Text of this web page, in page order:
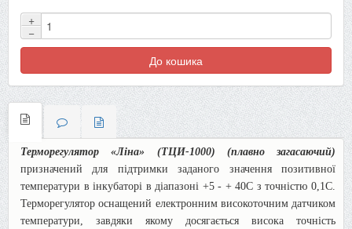
+
−
До кошика
Терморегулятор «Ліна» (ТЦИ-1000) (плавно загасаючий)
призначений для підтримки заданого значення позитивної
температури в інкубаторі в діапазоні +5 - + 40С з точністю 0,1С.
Терморегулятор оснащений електронним високоточним датчиком
температури, завдяки якому досягається висока точність